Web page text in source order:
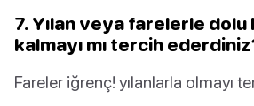
7. Yılan veya farelerle
kalmayı mı tercih
Fareler iğrenç! yılanlarla olmayı